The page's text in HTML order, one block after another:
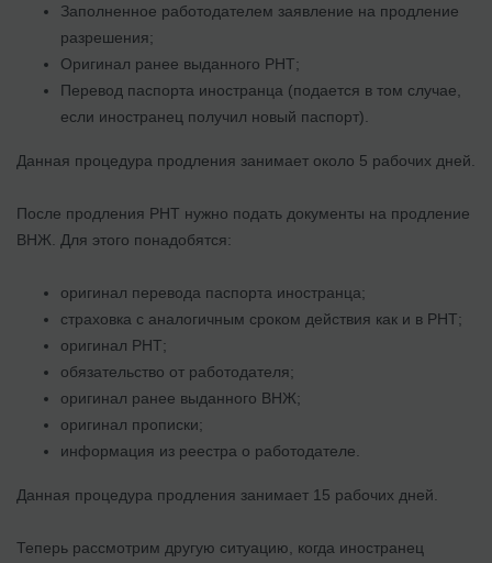
Заполненное работодателем заявление на продление
разрешения;
Оригинал ранее выданного РНТ;
Перевод паспорта иностранца (подается в том случае,
если иностранец получил новый паспорт).
Данная процедура продления занимает около 5 рабочих дней.
После продления РНТ нужно подать документы на продление
ВНЖ. Для этого понадобятся:
оригинал перевода паспорта иностранца;
страховка с аналогичным сроком действия как и в РНТ;
оригинал РНТ;
обязательство от работодателя;
оригинал ранее выданного ВНЖ;
оригинал прописки;
информация из реестра о работодателе.
Данная процедура продления занимает 15 рабочих дней.
Теперь рассмотрим другую ситуацию, когда иностранец